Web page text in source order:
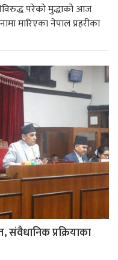
परेको मुद्धाको आज
मारिएका नेपाल प्रहरीका
संवैधानिक प्रक्रियाका